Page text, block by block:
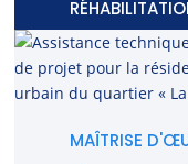
MAÎTRISE